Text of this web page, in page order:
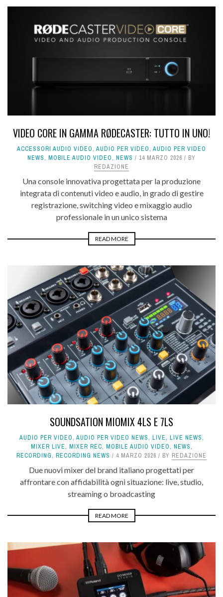
VIDEO CORE IN GAMMA RØDECASTER: TUTTO IN UNO!
ACCESSORI AUDIO VIDEO, AUDIO PER VIDEO, AUDIO PER VIDEO
NEWS, MOBILE AUDIO VIDEO, NEWS 14 MARZO 2026
BY
REDAZIONE
Una console innovativa progettata per la produzione
integrata di contenuti video e audio, in grado di gestire
registrazione, switching video e mixaggio audio
professionale in un unico sistema
READ MORE
SOUNDSATION MIOMIX 4LS E 7LS
AUDIO PER VIDEO, AUDIO PER VIDEO NEWS, LIVE, LIVE NEWS,
MIXER LIVE, MIXER REC, MOBILE AUDIO VIDEO, NEWS,
RECORDING, RECORDING NEWS 4 MARZO 2026 BY REDAZIONE
Due nuovi mixer del brand italiano progettati per
affrontare con affidabilità ogni situazione: live, studio,
streaming o broadcasting
READ MORE